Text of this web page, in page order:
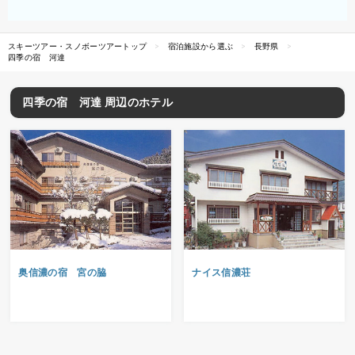
スキーツアー・スノボーツアートップ 宿泊施設から選ぶ
長野県
四季の宿 河達
四季の宿 河達 周辺のホテル
奥信濃の宿 宮の脇 ナイス信濃荘